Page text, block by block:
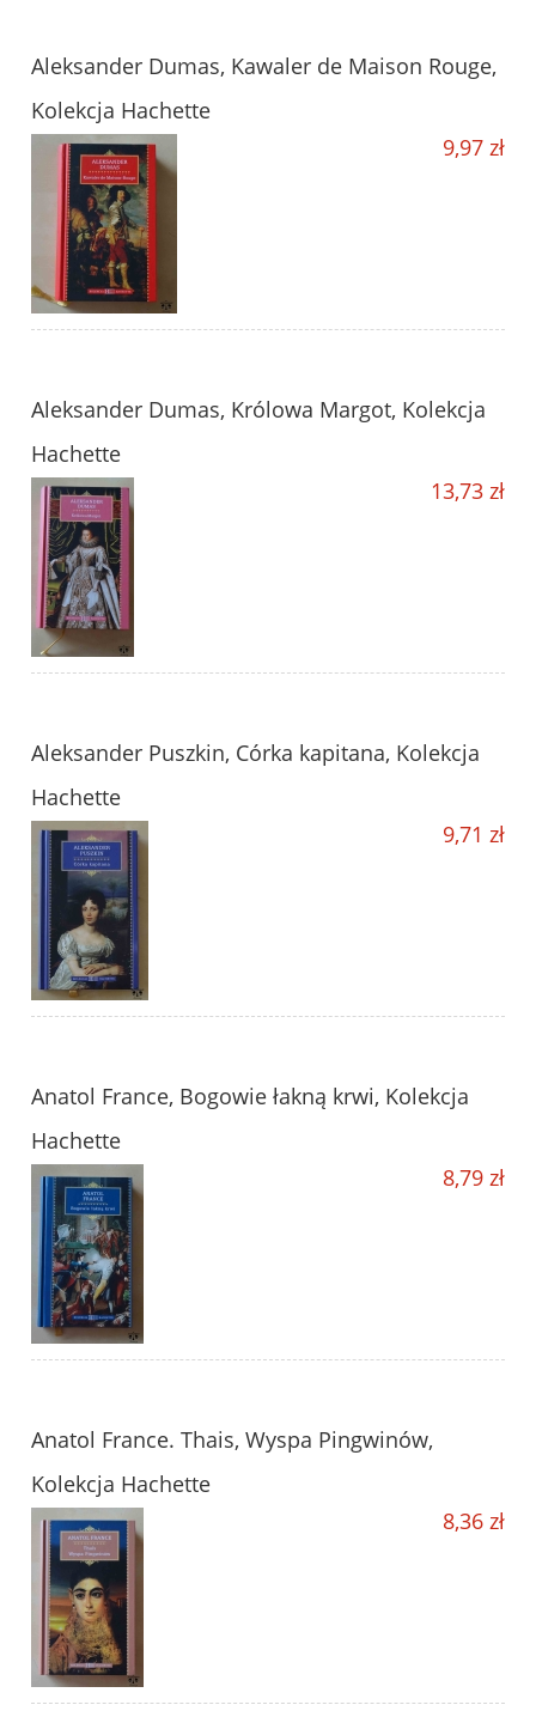
Aleksander Dumas, Kawaler de Maison Rouge,
Kolekcja Hachette
9,97 zł
Aleksander Dumas, Królowa Margot, Kolekcja
Hachette
13,73 zł
Aleksander Puszkin, Córka kapitana, Kolekcja
Hachette
9,71 zł
Anatol France, Bogowie łakną krwi, Kolekcja
Hachette
8,79 zł
Anatol France. Thais, Wyspa Pingwinów,
Kolekcja Hachette
8,36 zł